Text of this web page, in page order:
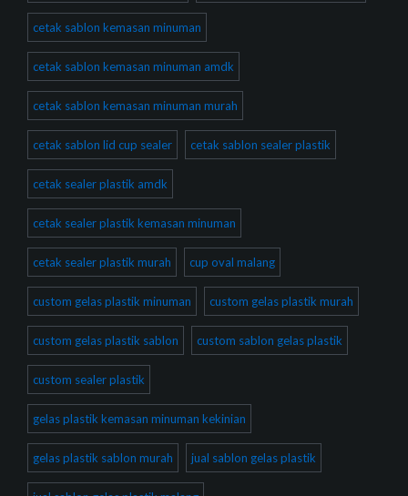
cetak sablon kemasan minuman
cetak sablon kemasan minuman amdk
cetak sablon kemasan minuman murah
cetak sablon lid cup sealer cetak sablon sealer plastik
cetak sealer plastik amdk
cetak sealer plastik kemasan minuman
cetak sealer plastik murah cup oval malang
custom gelas plastik minuman custom gelas plastik murah
custom gelas plastik sablon custom sablon gelas plastik
custom sealer plastik
gelas plastik kemasan minuman kekinian
gelas plastik sablon murah jual sablon gelas plastik